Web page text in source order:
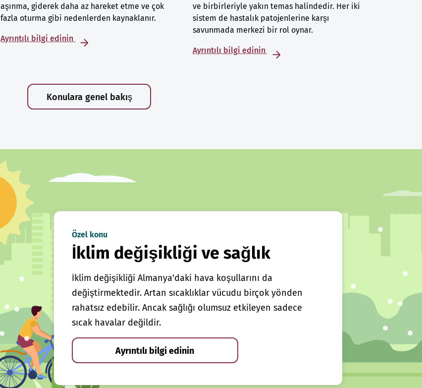
aşınma, giderek daha az hareket etme ve çok
fazla oturma gibi nedenlerden kaynaklanır.
Ayrıntılı bilgi edinin
ve birbirleriyle yakın temas halindedir. Her iki
sistem de hastalık patojenlerine karşı
savunmada merkezi bir rol oynar.
Ayrıntılı bilgi edinin
Konulara genel bakış
Özel konu
İklim değişikliği ve sağlık
İklim değişikliği Almanya'daki hava koşullarını da
değiştirmektedir. Artan sıcaklıklar vücudu birçok yönden
rahatsız edebilir. Ancak sağlığı olumsuz etkileyen sadece
sıcak havalar değildir.
Ayrıntılı bilgi edinin